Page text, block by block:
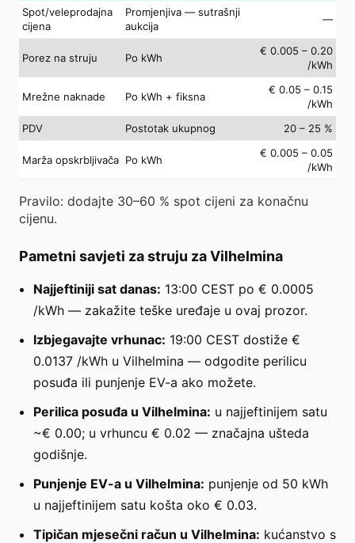
Spot/veleprodajna
cijena
Promjenjiva — sutrašnji
aukcija
—
Porez na struju Po kWh
€ 0.005 – 0.20
/kWh
Mrežne naknade Po kWh + fiksna
€ 0.05 – 0.15
/kWh
PDV
Postotak ukupnog 20 – 25 %
Marža opskrbljivača Po kWh
€ 0.005 – 0.05
/kWh
Pravilo: dodajte 30–60 % spot cijeni za konačnu
cijenu.
Pametni savjeti za struju za Vilhelmina
Najjeftiniji sat danas: 13:00 CEST po € 0.0005
/kWh — zakažite teške uređaje u ovaj prozor.
Izbjegavajte vrhunac: 19:00 CEST dostiže €
0.0137 /kWh u Vilhelmina — odgodite perilicu
posuđa ili punjenje EV-a ako možete.
Perilica posuđa u Vilhelmina: u najjeftinijem satu
~€ 0.00; u vrhuncu € 0.02 — značajna ušteda
godišnje.
Punjenje EV-a u Vilhelmina: punjenje od 50 kWh
u najjeftinijem satu košta oko € 0.03.
Tipičan mjesečni račun u Vilhelmina: kućanstvo s